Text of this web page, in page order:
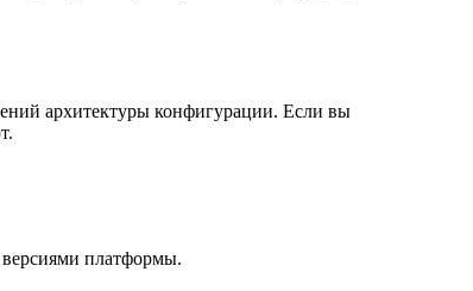
архитектуры конфигурации. Если вы
платформы.